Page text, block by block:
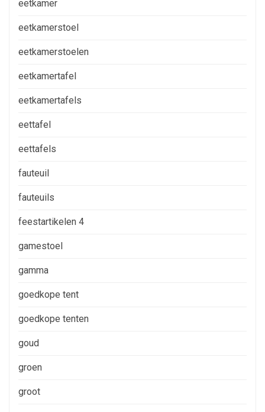
eetkamer
eetkamerstoel
eetkamerstoelen
eetkamertafel
eetkamertafels
eettafel
eettafels
fauteuil
fauteuils
feestartikelen 4
gamestoel
gamma
goedkope tent
goedkope tenten
goud
groen
groot